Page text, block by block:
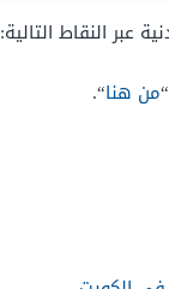
عبر النقاط التالية:
من هنا“.